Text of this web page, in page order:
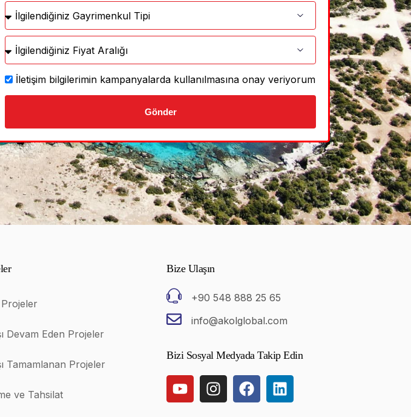
İletişim bilgilerimin kampanyalarda kullanılmasına onay veriyorum
Gönder
Devam Eden Projeler
Tamamlanan Projeler
ve Tahsilat
Bize Ulaşın
+90 548 888 25 65
info@akolglobal.com
Bizi Sosyal Medyada Takip Edin